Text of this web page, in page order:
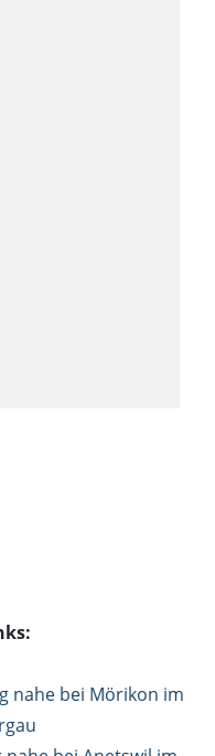
nahe bei Mörikon im